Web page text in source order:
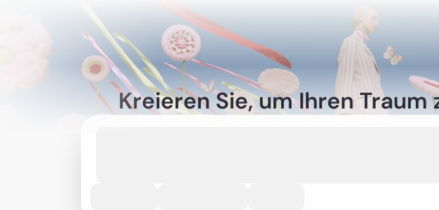
Kreieren Sie, um Ihren